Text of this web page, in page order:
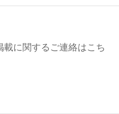
に関するご連絡はこち